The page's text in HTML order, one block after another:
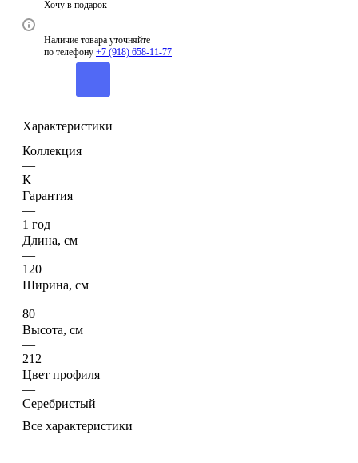
Хочу в подарок
Наличие товара уточняйте
по телефону +7 (918) 658-11-77
Характеристики
Коллекция
—
К
Гарантия
—
1 год
Длина, см
—
120
Ширина, см
—
80
Высота, см
—
212
Цвет профиля
—
Серебристый
Все характеристики